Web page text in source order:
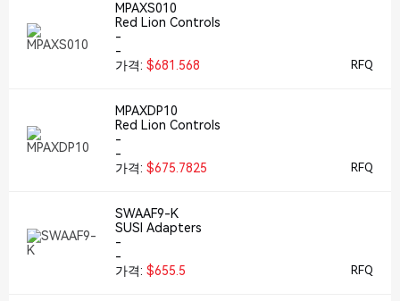
MPAXS010
Red Lion Controls
-
-
가격: $681.568 RFQ
MPAXDP10
Red Lion Controls
-
-
가격: $675.7825 RFQ
SWAAF9-K
SUSI Adapters
-
-
가격: $655.5 RFQ